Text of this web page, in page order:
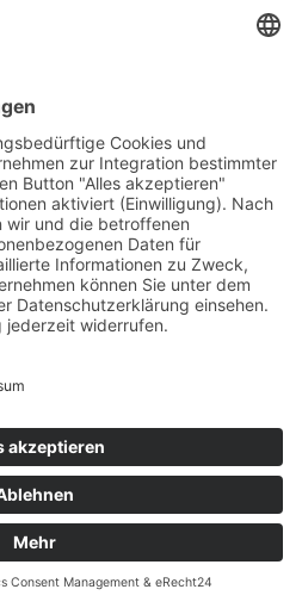
der Einheitlichen
gemäß § 185a SGB IX in
Mitteln des LWV Hessen
wird unter Einbindung
für Arbeit, Integration,
Forschungsstelle des
Wirtschaft e. V.